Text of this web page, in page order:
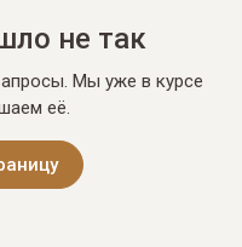
не так
Мы уже в курсе
её.